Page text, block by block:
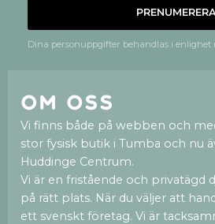
PRENUMERERA
Dina personuppgifter behandlas i enlighet
Om oss
Vi finns både på webben och
stor fysisk butik i Tumba och nu
Huddinge Centrum.
Vi är en fristående och privatägd
på rätt plats. När du väljer att
ett svenskt företag. Vi är